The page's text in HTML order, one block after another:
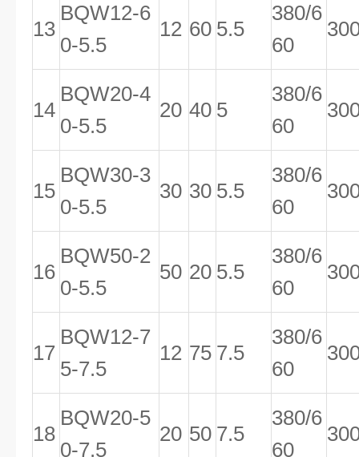
13
BQW12-6
0-5.5
12 60 5.5
380/6
60
14
BQW20-4
0-5.5
20 40 5
380/6
60
15
BQW30-3
0-5.5
30 30 5.5
380/6
60
16
BQW50-2
0-5.5
50 20 5.5
380/6
60
17
BQW12-7
5-7.5
12 75 7.5
380/6
60
18
BQW20-5
0-7.5
20 50 7.5
380/6
60